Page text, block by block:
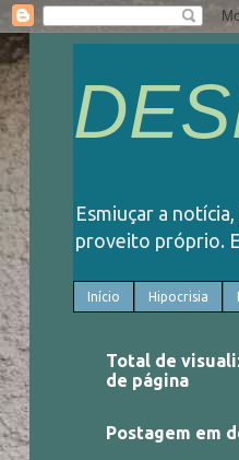
Esmiuçar a
proveito próprio.
Início Hipocrisia
Total de
de página
Postagem em